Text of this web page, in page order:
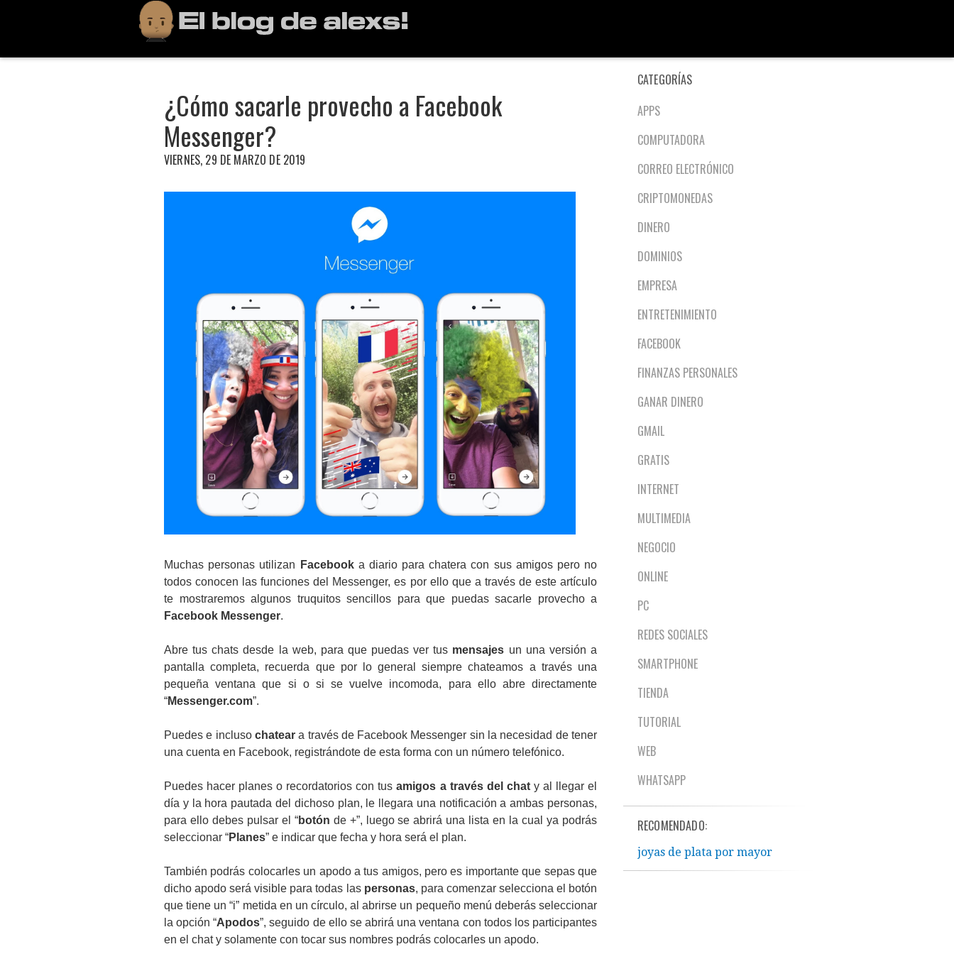
¿Cómo sacarle provecho a Facebook
Messenger?
VIERNES, 29 DE MARZO DE 2019
Muchas personas utilizan Facebooka diario para chatera con sus amigos pero no
todos conocen las funciones del Messenger, es por ello que a través de este artículo
te mostraremos algunos truquitos sencillos para que puedas sacarle provecho a
Facebook Messenger.
Abre tus chats desde la web, para que puedas ver tus mensajes un una versión a
pantalla completa, recuerda que por lo general siempre chateamos a través una
pequeña ventana que si o si se vuelve incomoda, para ello abre directamente
“Messenger.com”.
Puedes e incluso chateara través de Facebook Messenger sin la necesidad de tener
una cuenta en Facebook, registrándote de esta forma con un número telefónico.
Puedes hacer planes o recordatorios con tusamigos a través del chaty al llegar el
día y la hora pautada del dichoso plan, le llegara una notificación a ambas personas,
para ello debes pulsar el “botón de +”, luego se abrirá una lista en la cual ya podrás
seleccionar “Planes” e indicar que fecha y hora será el plan.
También podrás colocarles un apodo a tus amigos, pero es importante que sepas que
dicho apodo será visible para todas las personas, para comenzar selecciona el botón
que tiene un “i” metida en un círculo, al abrirse un pequeño menú deberás seleccionar
la opción “Apodos”, seguido de ello se abrirá una ventana con todos los participantes
en el chat y solamente con tocar sus nombres podrás colocarles un apodo.
CATEGORÍAS
APPS
COMPUTADORA
CORREO ELECTRÓNICO
CRIPTOMONEDAS
DINERO
DOMINIOS
EMPRESA
ENTRETENIMIENTO
FACEBOOK
FINANZAS PERSONALES
GANAR DINERO
GMAIL
GRATIS
INTERNET
MULTIMEDIA
NEGOCIO
ONLINE
PC
REDES SOCIALES
SMARTPHONE
TIENDA
TUTORIAL
WEB
WHATSAPP
RECOMENDADO:
joyas de plata por mayor